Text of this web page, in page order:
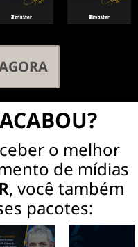
o melhor
de mídias
, você também
pacotes: